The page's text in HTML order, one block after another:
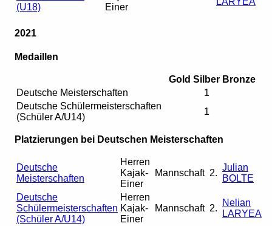
(U18)
Einer
2021
Medaillen
Gold Silber Bronze
Deutsche Meisterschaften
1
Deutsche Schülermeisterschaften
(Schüler A/U14)
1
Platzierungen bei Deutschen Meisterschaften
Deutsche
Meisterschaften
Herren
Kajak-
Einer
Mannschaft 2.
Julian
BOLTE
Deutsche
Schülermeisterschaften
(Schüler A/U14)
Herren
Kajak-
Einer
Mannschaft 2.
Nelian
LARYEA